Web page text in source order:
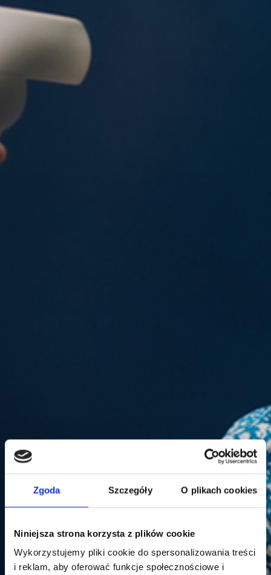
Zgoda Szczegóły O plikach cookies
Niniejsza strona korzysta z plików cookie
Wykorzystujemy pliki cookie do spersonalizowania treści
i reklam, aby oferować funkcje społecznościowe i